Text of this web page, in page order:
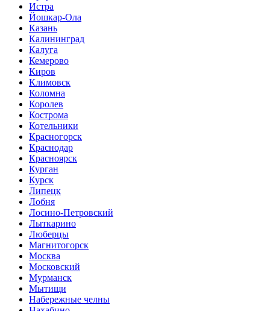
Истра
Йошкар-Ола
Казань
Калининград
Калуга
Кемерово
Киров
Климовск
Коломна
Королев
Кострома
Котельники
Красногорск
Краснодар
Красноярск
Курган
Курск
Липецк
Лобня
Лосино-Петровский
Лыткарино
Люберцы
Магнитогорск
Москва
Московский
Мурманск
Мытищи
Набережные челны